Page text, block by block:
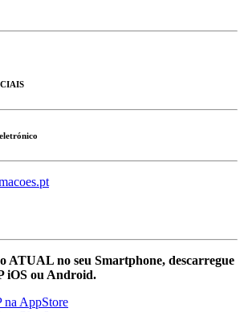
ATUAL no seu Smartphone, descarregue
iOS ou Android.